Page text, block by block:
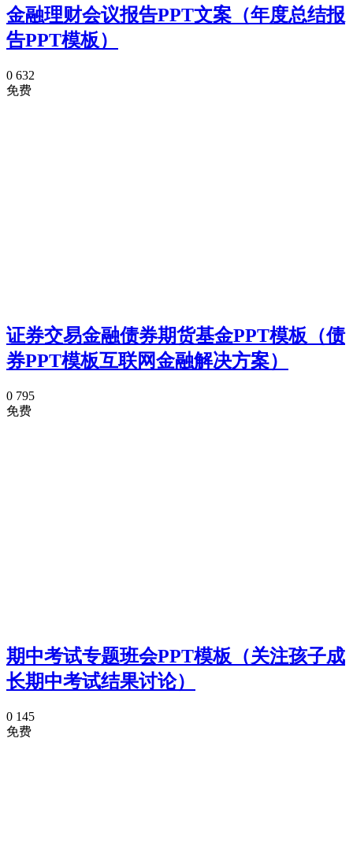
金融理财会议报告PPT文案（年度总结报
告PPT模板）
0 632
免费
证券交易金融债券期货基金PPT模板（债
券PPT模板互联网金融解决方案）
0 795
免费
期中考试专题班会PPT模板（关注孩子成
长期中考试结果讨论）
0 145
免费